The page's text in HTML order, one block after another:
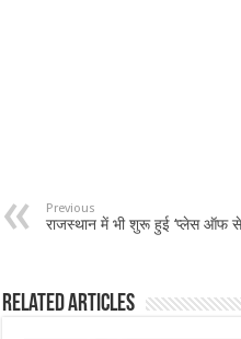
Previous
राजस्थान में भी शुरू हुई ‘प्लेस ऑफ
Related Articles